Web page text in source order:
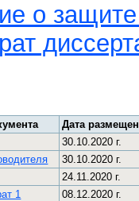
о
Дата
30.10.2020 г.
30.10.2020 г.
24.11.2020 г.
1
08.12.2020 г.